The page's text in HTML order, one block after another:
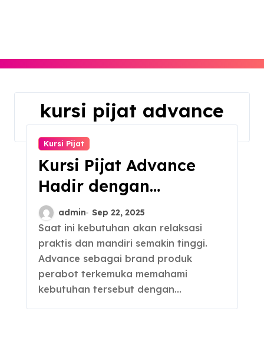
kursi pijat advance
Kursi Pijat
Kursi Pijat Advance
Hadir dengan
Berbagai Seri dan
Penawaran Harga
Terbaik
admin Sep 22, 2025
Saat ini kebutuhan akan relaksasi
praktis dan mandiri semakin tinggi.
Advance sebagai brand produk
perabot terkemuka memahami
kebutuhan tersebut dengan…